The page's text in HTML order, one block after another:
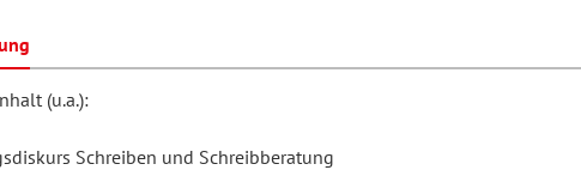
Schule und Unterricht
Arbeit
Erwachsenenbildung
(u.a.):
Schreiben und Schreibberatung